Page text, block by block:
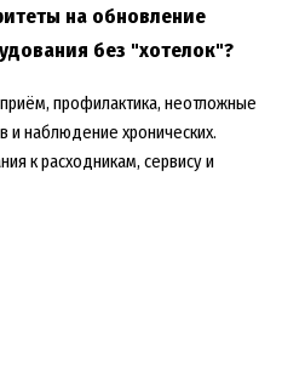
на обновление
без "хотелок"?
профилактика, неотложные
и наблюдение хронических.
к расходникам, сервису и